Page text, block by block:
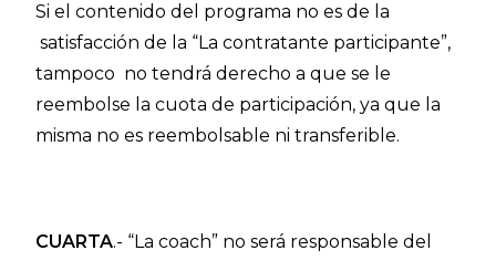
Si el contenido del programa no es de la
satisfacción de la “La contratante participante”,
tampoco no tendrá derecho a que se le
reembolse la cuota de participación, ya que la
misma no es reembolsable ni transferible.
CUARTA.- “La coach” no será responsable del